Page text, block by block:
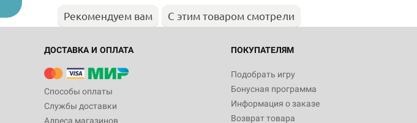
Рекомендуем вам С этим товаром смотрели
ДОСТАВКА И ОПЛАТА
Способы оплаты
Службы доставки
Адреса магазинов
ПОКУПАТЕЛЯМ
Подобрать игру
Бонусная программа
Информация о заказе
Возврат товара